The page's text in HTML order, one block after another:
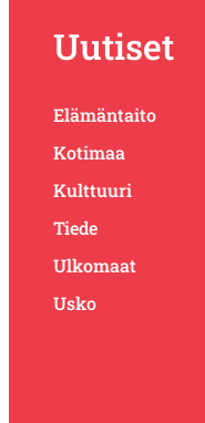
Uutiset
Elämäntaito
Kotimaa
Kulttuuri
Tiede
Ulkomaat
Usko